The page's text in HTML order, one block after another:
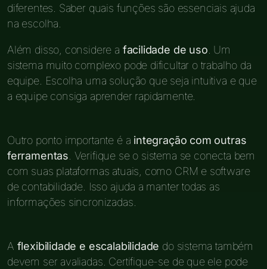
diferentes. Saber quais funções são essenciais ajuda
na escolha.
Além disso, considere a facilidade de uso . Um
sistema muito complexo pode dificultar o trabalho da
equipe. Escolha uma solução que seja intuitiva e que
a equipe consiga aprender rapidamente.
Outro ponto importante é a integração com outras
ferramentas . Verifique se o sistema se conecta bem
com suas plataformas atuais, como CRM e software
de contabilidade. Isso ajuda a manter todas as
informações sincronizadas.
A flexibilidade e escalabilidade do sistema também
devem ser avaliadas. Certifique-se de que ele pode